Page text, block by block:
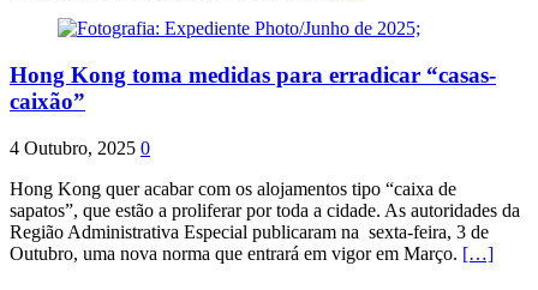
Hong Kong toma medidas para erradicar “casas-
caixão”
4 Outubro, 2025 0
Hong Kong quer acabar com os alojamentos tipo “caixa de
sapatos”, que estão a proliferar por toda a cidade. As autoridades da
Região Administrativa Especial publicaram na sexta-feira, 3 de
Outubro, uma nova norma que entrará em vigor em Março. […]